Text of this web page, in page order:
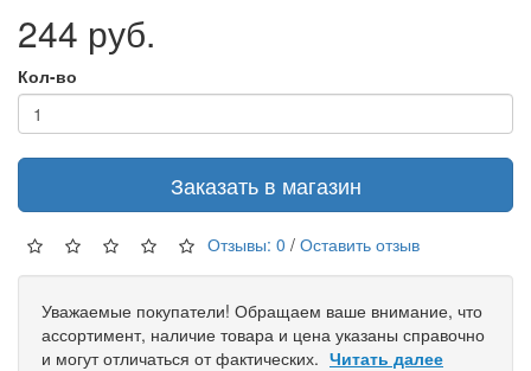
244 руб.
Кол-во
Заказать в магазин
Отзывы: 0 / Оставить отзыв
Уважаемые покупатели! Обращаем ваше внимание, что
ассортимент, наличие товара и цена указаны справочно
и могут отличаться от фактических. Читать далее